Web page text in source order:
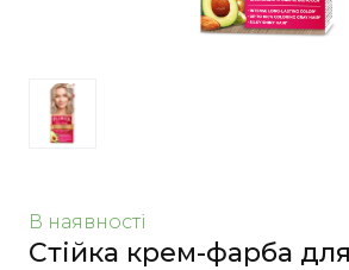
В наявності
Стійка крем-фарба